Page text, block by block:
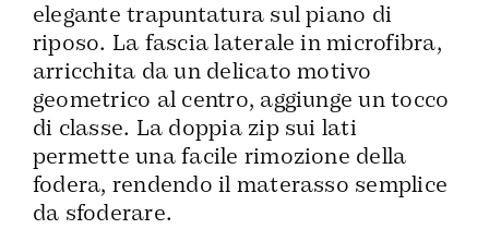
elegante trapuntatura sul piano di
riposo. La fascia laterale in microfibra,
arricchita da un delicato motivo
geometrico al centro, aggiunge un tocco
di classe. La doppia zip sui lati
permette una facile rimozione della
fodera, rendendo il materasso semplice
da sfoderare.